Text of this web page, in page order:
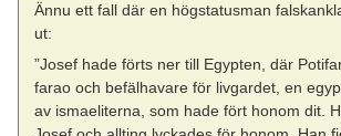
Ännu ett fall där en högstatusman
ut:
”Josef hade förts ner till Egypten, där
farao och befälhavare för livgardet, en
av ismaeliterna, som hade fört honom dit.